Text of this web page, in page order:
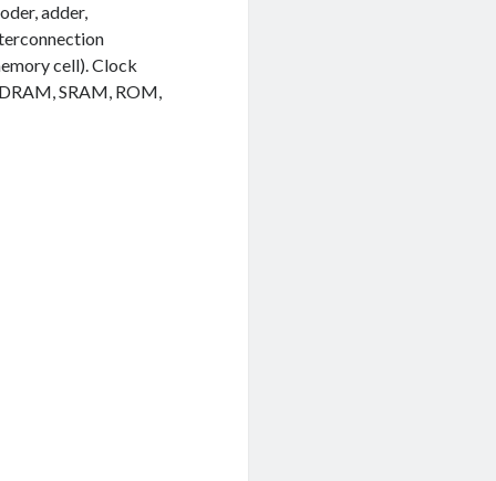
adder,
cell). Clock
SRAM, ROM,